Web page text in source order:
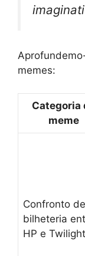
memes:
Categoria
meme
Confronto de
bilheteria
HP e Twilight